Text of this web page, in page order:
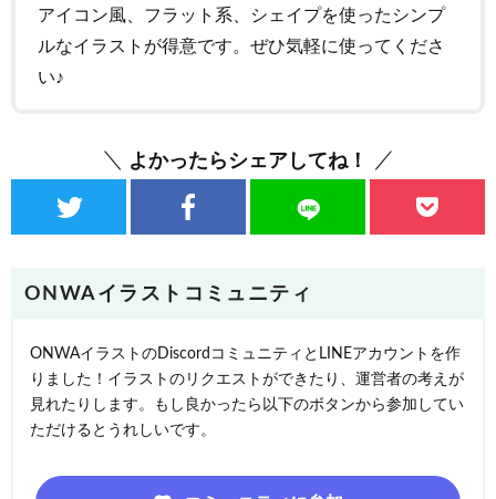
アイコン風、フラット系、シェイプを使ったシンプ
ルなイラストが得意です。ぜひ気軽に使ってくださ
い♪
よかったらシェアしてね！
ONWAイラストコミュニティ
ONWAイラストのDiscordコミュニティとLINEアカウントを作
りました！イラストのリクエストができたり、運営者の考えが
見れたりします。もし良かったら以下のボタンから参加してい
ただけるとうれしいです。